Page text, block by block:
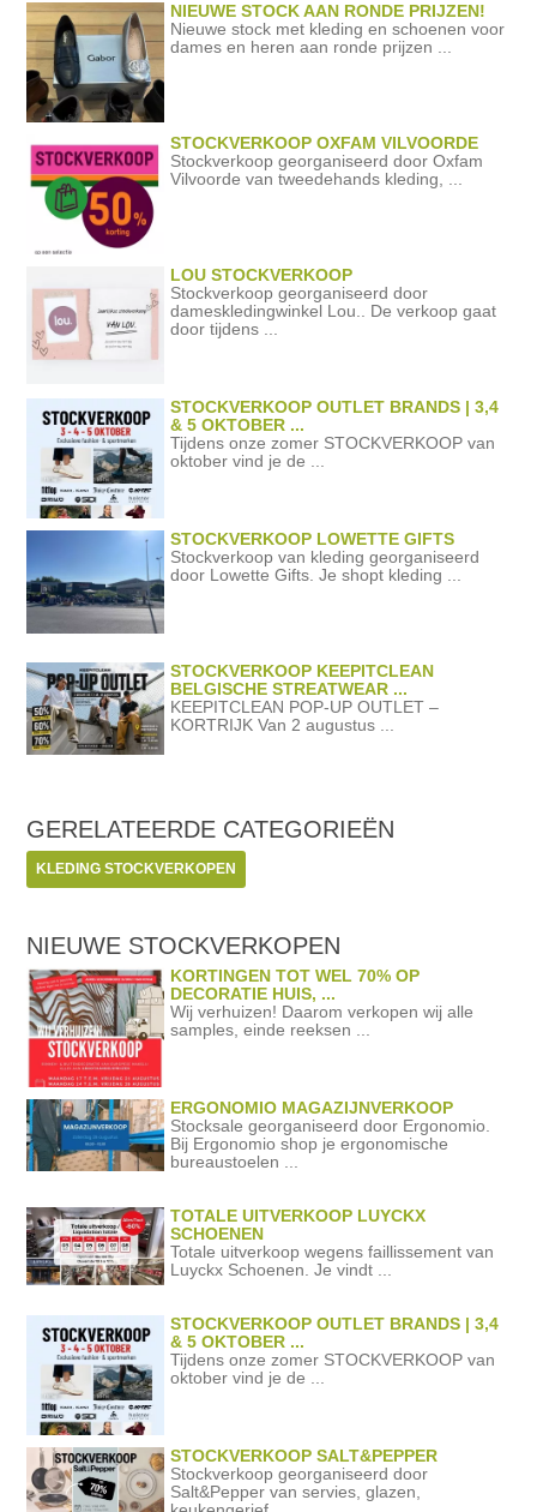
NIEUWE STOCK AAN RONDE PRIJZEN!
Nieuwe stock met kleding en schoenen voor
dames en heren aan ronde prijzen ...
STOCKVERKOOP OXFAM VILVOORDE
Stockverkoop georganiseerd door Oxfam
Vilvoorde van tweedehands kleding, ...
LOU STOCKVERKOOP
Stockverkoop georganiseerd door
dameskledingwinkel Lou.. De verkoop gaat
door tijdens ...
STOCKVERKOOP OUTLET BRANDS | 3,4
& 5 OKTOBER ...
Tijdens onze zomer STOCKVERKOOP van
oktober vind je de ...
STOCKVERKOOP LOWETTE GIFTS
Stockverkoop van kleding georganiseerd
door Lowette Gifts. Je shopt kleding ...
STOCKVERKOOP KEEPITCLEAN
BELGISCHE STREATWEAR ...
KEEPITCLEAN POP-UP OUTLET –
KORTRIJK Van 2 augustus ...
GERELATEERDE CATEGORIEËN
KLEDING STOCKVERKOPEN
NIEUWE STOCKVERKOPEN
KORTINGEN TOT WEL 70% OP
DECORATIE HUIS, ...
Wij verhuizen! Daarom verkopen wij alle
samples, einde reeksen ...
ERGONOMIO MAGAZIJNVERKOOP
Stocksale georganiseerd door Ergonomio.
Bij Ergonomio shop je ergonomische
bureaustoelen ...
TOTALE UITVERKOOP LUYCKX
SCHOENEN
Totale uitverkoop wegens faillissement van
Luyckx Schoenen. Je vindt ...
STOCKVERKOOP OUTLET BRANDS | 3,4
& 5 OKTOBER ...
Tijdens onze zomer STOCKVERKOOP van
oktober vind je de ...
STOCKVERKOOP SALT&PEPPER
Stockverkoop georganiseerd door
Salt&Pepper van servies, glazen,